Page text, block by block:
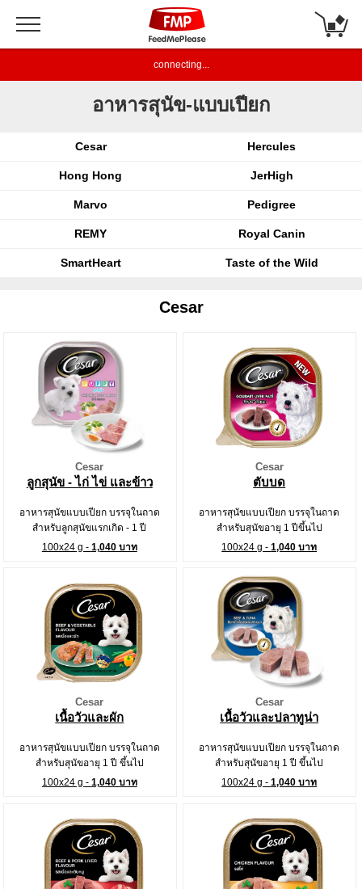
connecting...
อาหารสุนัข-แบบเปียก
Cesar Hercules
Hong Hong JerHigh
Marvo Pedigree
REMY Royal Canin
SmartHeart Taste of the Wild
Cesar
Cesar
ลูกสุนัข - ไก่ ไข่ และข้าว
อาหารสุนัขแบบเปียก บรรจุในถาด
สำหรับลูกสุนัขแรกเกิด - 1 ปี
100x24 g - 1,040 บาท
Cesar
ตับบด
อาหารสุนัขแบบเปียก บรรจุในถาด
สำหรับสุนัขอายุ 1 ปีขึ้นไป
100x24 g -1,040 บาท
Cesar
เนื้อวัวและผัก
อาหารสุนัขแบบเปียก บรรจุในถาด
สำหรับสุนัขอายุ 1 ปี ขึ้นไป
100x24 g - 1,040 บาท
Cesar
เนื้อวัวและปลาทูน่า
อาหารสุนัขแบบเปียก บรรจุในถาด
สำหรับสุนัขอายุ 1 ปี ขึ้นไป
100x24 g -1,040 บาท